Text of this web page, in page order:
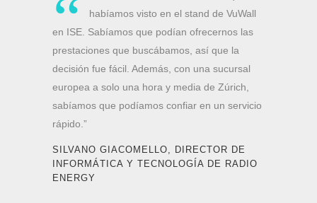
“
habíamos visto en el stand de VuWall
en ISE. Sabíamos que podían ofrecernos las
prestaciones que buscábamos, así que la
decisión fue fácil. Además, con una sucursal
europea a solo una hora y media de Zúrich,
sabíamos que podíamos confiar en un servicio
rápido.”
SILVANO GIACOMELLO, DIRECTOR DE
INFORMÁTICA Y TECNOLOGÍA DE RADIO
ENERGY